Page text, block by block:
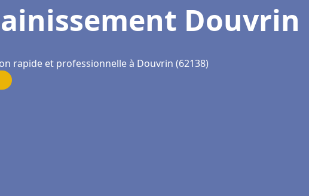
Douvrin
rapide et professionnelle à Douvrin (62138)